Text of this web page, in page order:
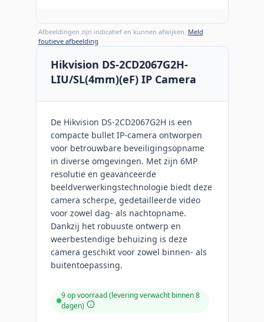
Afbeeldingen zijn indicatief en kunnen afwijken. Meld
foutieve afbeelding
Hikvision DS-2CD2067G2H-
LIU/SL(4mm)(eF) IP Camera
De Hikvision DS-2CD2067G2H is een
compacte bullet IP-camera ontworpen
voor betrouwbare beveiligingsopname
in diverse omgevingen. Met zijn 6MP
resolutie en geavanceerde
beeldverwerkingstechnologie biedt deze
camera scherpe, gedetailleerde video
voor zowel dag- als nachtopname.
Dankzij het robuuste ontwerp en
weerbestendige behuizing is deze
camera geschikt voor zowel binnen- als
buitentoepassing.
9 op voorraad (levering verwacht binnen 8
dagen)